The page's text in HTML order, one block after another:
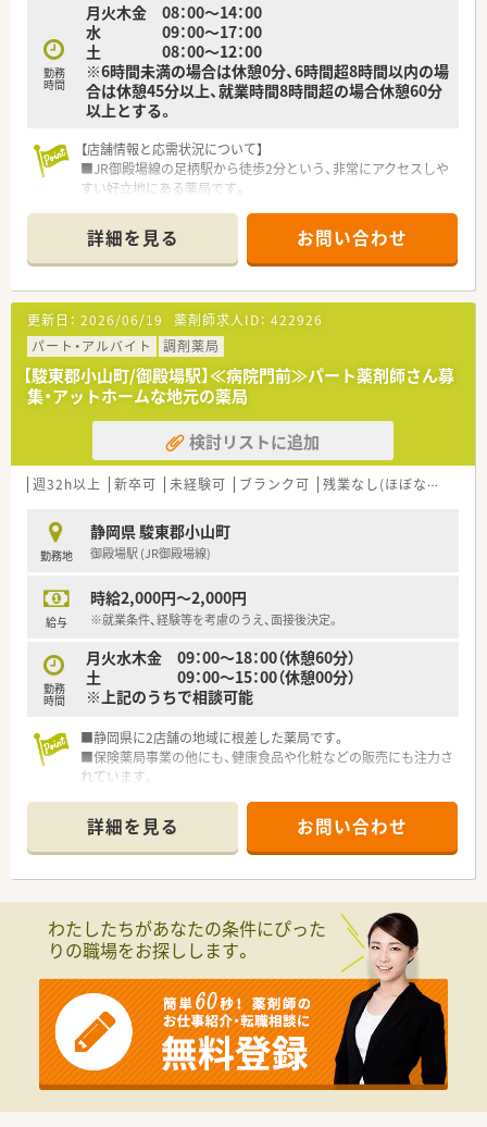
勤務
時間
月火木金 08：00～14：00
水 09：00～17：00
土 08：00～12：00
※6時間未満の場合は休憩0分、6時間超8時間以内の場
合は休憩45分以上、就業時間8時間超の場合休憩60分
以上とする。
【店舗情報と応需状況について】
■JR御殿場線の足柄駅から徒歩2分という、非常にアクセスしや
すい好立地にある薬局です。
機関としています。
■1日の処方箋枚数は35枚から40枚程度で、現在は薬剤師1名と
事務員1名で運営しています。
【想定される業務内容】
■痛みのクリニックからの処方箋に基づき、調剤業務、監査業
務、服薬指導を一通りご担当いただきます。
■ペインクリニック領域の専門的な薬剤に関する知識を活かし、
患者様への適切な情報提供を行います。
■薬剤師1名体制となるため、医薬品の在庫管理や発注業務など
も含めて幅広くお任せします。
【職場環境と雰囲気】
■薬剤師1名と事務員1名の少数精鋭体制ですので、事務スタッ
■処方箋枚数が比較的落ち着いているため、患者様一人ひとりの
お話にじっくりと耳を傾けられます。
■1名体制ですが、グループ全体のヘルプ体制が整っているため、
詳細を見る お問い合わせ
更新日： 2026/06/19 薬剤師求人ID： 422926
パート・アルバイト
調剤薬局
【駿東郡小山町/御殿場駅】≪病院門前≫パート薬剤師さん募
集・アットホームな地元の薬局
検討リストに追加
週32h以上 新卒可 未経験可 ブランク可 残業なし(ほぼなし含む)
勤務地
静岡県 駿東郡小山町
御殿場駅 (JR御殿場線)
給与
時給2,000円～2,000円
※就業条件、経験等を考慮のうえ、面接後決定。
勤務
時間
月火水木金 09：00～18：00（休憩60分）
土 09：00～15：00（休憩00分）
※上記のうちで相談可能
■静岡県に2店舗の地域に根差した薬局です。
■保険薬局事業の他にも、健康食品や化粧などの販売にも注力さ
れています。
事されております。
詳細を見る お問い合わせ
わたしたちがあなたの条件にぴった
りの職場をお探しします。